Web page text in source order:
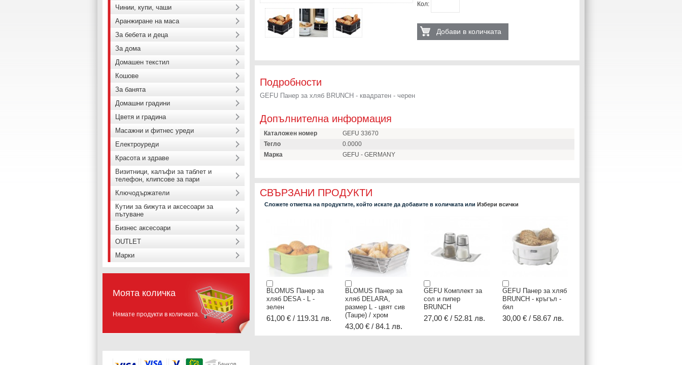
Кол:
Добави в количката
Подробности
GEFU Панер за хляб BRUNCH - квадратен - черен
Допълнителна информация
Каталожен номер
GEFU 33670
Тегло
0.0000
Марка
GEFU - GERMANY
СВЪРЗАНИ ПРОДУКТИ
Сложете отметка на продуктите, който искате да добавите в количката или Избери всички
BLOMUS Панер за
хляб DESA - L -
зелен
61,00 € / 119.31 лв.
BLOMUS Панер за
хляб DELARA,
размер L - цвят сив
(Taupe) / хром
43,00 € / 84.1 лв.
GEFU Комплект за
сол и пипер
BRUNCH
27,00 € / 52.81 лв.
GEFU Панер за хляб
BRUNCH - кръгъл -
бял
30,00 € / 58.67 лв.
Чинии, купи, чаши
Аранжиране на маса
За бебета и деца
За дома
Домашен текстил
Кошове
За банята
Домашни градини
Цветя и градина
Масажни и фитнес уреди
Електроуреди
Красота и здраве
Визитници, калъфи за таблет и
телефон, клипсове за пари
Ключодържатели
Кутии за бижута и аксесоари за
пътуване
Бизнес аксесоари
OUTLET
Марки
Моята количка
Нямате продукти в количката.